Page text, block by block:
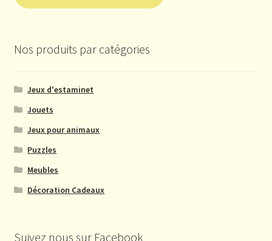
Nos produits par catégories
Jeux d'estaminet
Jouets
Jeux pour animaux
Puzzles
Meubles
Décoration Cadeaux
Suivez nous sur Facebook